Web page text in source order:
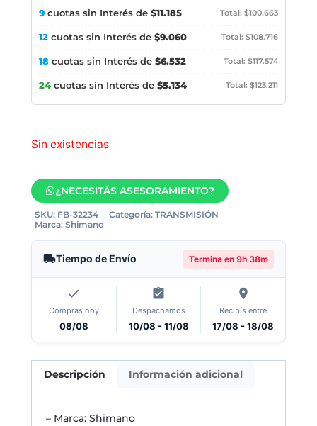
9 cuotas sin Interés de $11.185 Total: $100.663
12 cuotas sin Interés de $9.060 Total: $108.716
18 cuotas sin Interés de $6.532 Total: $117.574
24 cuotas sin Interés de $5.134 Total: $123.211
Sin existencias
¿NECESITÁS ASESORAMIENTO?
SKU: FB-32234 Categoría: TRANSMISIÓN
Marca: Shimano
Tiempo de Envío Termina en 9h 38m
Compras hoy
08/08
Despachamos
10/08 - 11/08
Recibís entre
17/08 - 18/08
Descripción Información adicional
– Marca: Shimano